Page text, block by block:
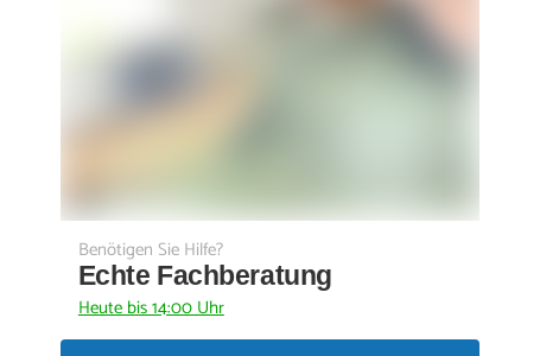
Benötigen Sie Hilfe?
Echte Fachberatung
Heute bis 14:00 Uhr